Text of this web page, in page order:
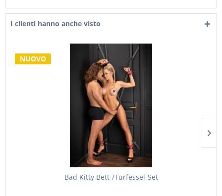
I clienti hanno anche visto
NUOVO
Bad Kitty Bett-/Türfessel-Set